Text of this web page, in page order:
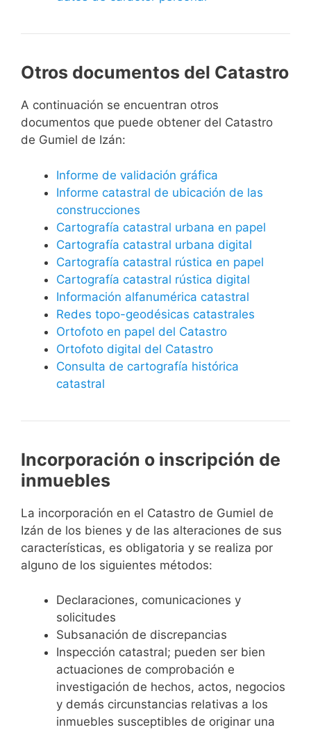
Otros documentos del Catastro
A continuación se encuentran otros
documentos que puede obtener del Catastro
de Gumiel de Izán:
Informe de validación gráfica
Informe catastral de ubicación de las
construcciones
Cartografía catastral urbana en papel
Cartografía catastral urbana digital
Cartografía catastral rústica en papel
Cartografía catastral rústica digital
Información alfanumérica catastral
Redes topo-geodésicas catastrales
Ortofoto en papel del Catastro
Ortofoto digital del Catastro
Consulta de cartografía histórica
catastral
Incorporación o inscripción de
inmuebles
La incorporación en el Catastro de Gumiel de
Izán de los bienes y de las alteraciones de sus
características, es obligatoria y se realiza por
alguno de los siguientes métodos:
Declaraciones, comunicaciones y
solicitudes
Subsanación de discrepancias
Inspección catastral; pueden ser bien
actuaciones de comprobación e
investigación de hechos, actos, negocios
y demás circunstancias relativas a los
inmuebles susceptibles de originar una